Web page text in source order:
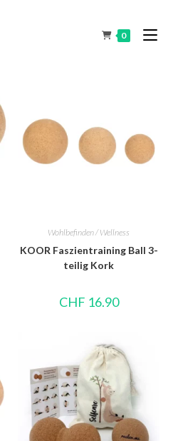
0
Wohlbefinden / Wellness
KOOR Faszientraining Ball 3-
teilig Kork
CHF 16.90